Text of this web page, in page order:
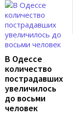
В Одессе
количество
пострадавших
увеличилось
до восьми
человек